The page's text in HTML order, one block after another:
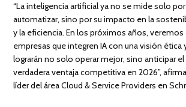
“La inteligencia artificial ya no se mide solo
automatizar, sino por su impacto en la
y la eficiencia. En los próximos años,
empresas que integren IA con una visión ética
lograrán no solo operar mejor, sino anticipar el
verdadera ventaja competitiva en 2026”,
líder del área Cloud & Service Providers en